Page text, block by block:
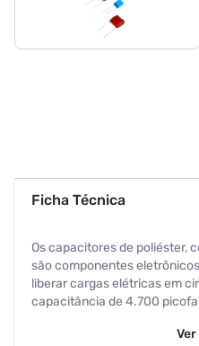
Ficha Técnica
Os capacitores de poliéster,
são componentes
liberar cargas elétricas em
capacitância de 4.700
poliéster oferece
Ver